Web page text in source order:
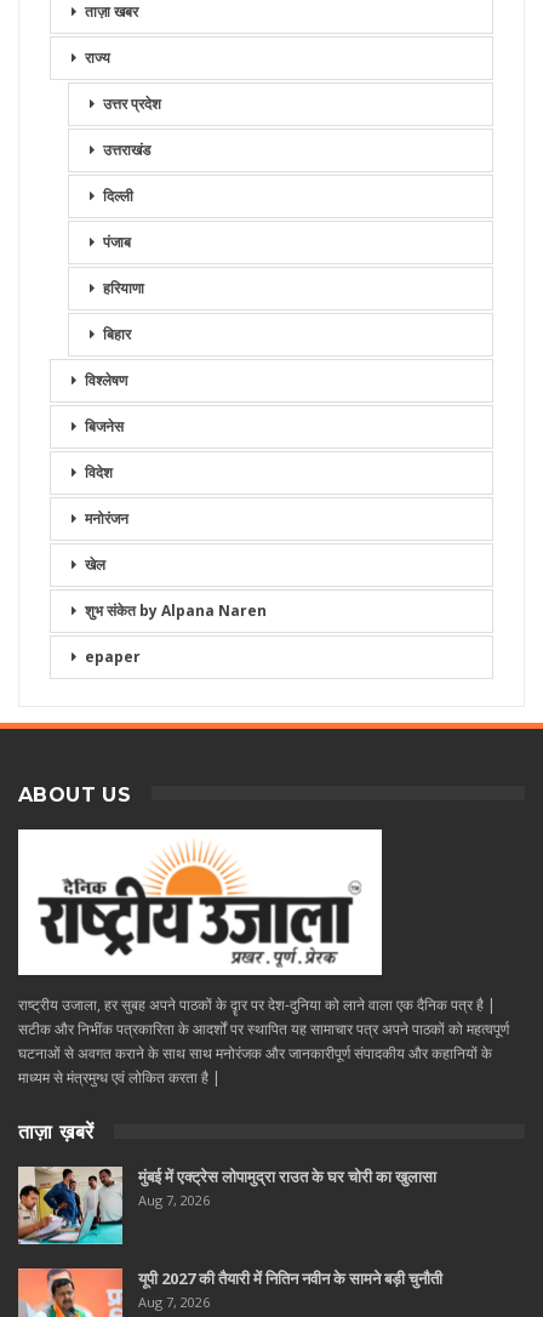
ताज़ा खबर
राज्य
उत्तर प्रदेश
उत्तराखंड
दिल्ली
पंजाब
हरियाणा
बिहार
विश्लेषण
बिजनेस
विदेश
मनोरंजन
खेल
शुभ संकेत by Alpana Naren
epaper
ABOUT US
राष्ट्रीय उजाला, हर सुबह अपने पाठकों के दॄार पर देश-दुनिया को लाने वाला एक दैनिक पत्र है |
सटीक और निभींक पत्रकारिता के आदर्शों पर स्थापित यह सामाचार पत्र अपने पाठकों को महत्वपूर्ण
घटनाओं से अवगत कराने के साथ साथ मनोरंजक और जानकारीपूर्ण संपादकीय और कहानियों के
माध्यम से मंत्रमुग्ध एवं लोकित करता है |
ताज़ा ख़बरें
मुंबई में एक्ट्रेस लोपामुद्रा राउत के घर चोरी का खुलासा
Aug 7, 2026
यूपी 2027 की तैयारी में नितिन नवीन के सामने बड़ी चुनौती
Aug 7, 2026